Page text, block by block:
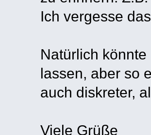
Ich vergesse
Natürlich
lassen, aber so
auch diskreter,
Viele Grüße